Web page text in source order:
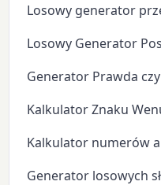
Losowy generator
Losowy Generator
Generator Prawda
Kalkulator Znaku
Kalkulator numerów
Generator losowych